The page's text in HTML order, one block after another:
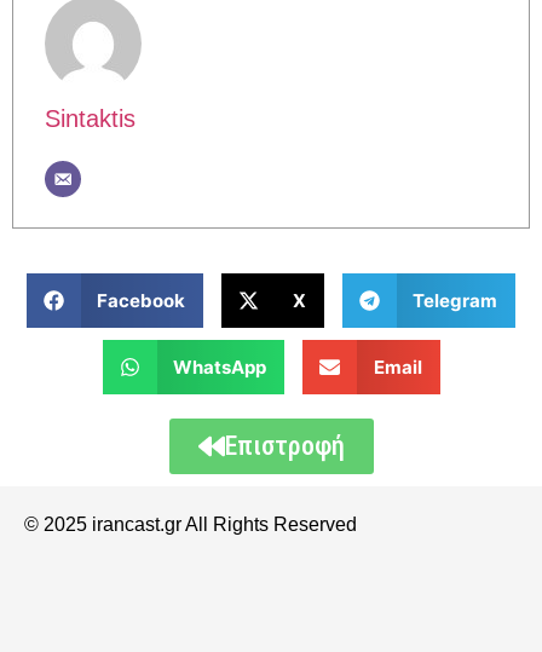
Sintaktis
Facebook X Telegram
WhatsApp Email
Επιστροφή
© 2025 irancast.gr All Rights Reserved